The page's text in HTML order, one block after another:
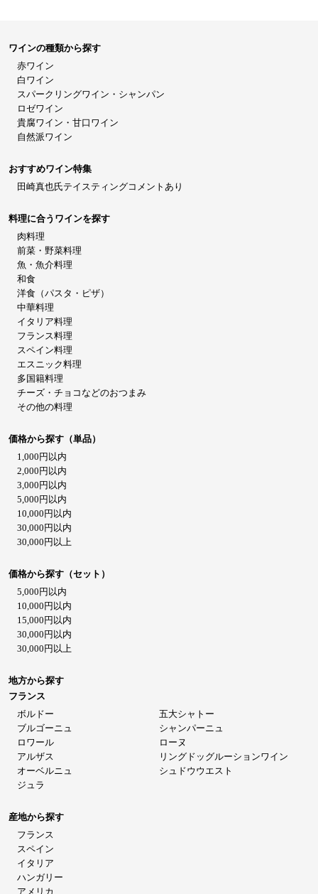
ワインの種類から探す
赤ワイン
白ワイン
スパークリングワイン・シャンパン
ロゼワイン
貴腐ワイン・甘口ワイン
自然派ワイン
おすすめワイン特集
田崎真也氏テイスティングコメントあり
料理に合うワインを探す
肉料理
前菜・野菜料理
魚・魚介料理
和食
洋食（パスタ・ピザ）
中華料理
イタリア料理
フランス料理
スペイン料理
エスニック料理
多国籍料理
チーズ・チョコなどのおつまみ
その他の料理
価格から探す（単品）
1,000円以内
2,000円以内
3,000円以内
5,000円以内
10,000円以内
30,000円以内
30,000円以上
価格から探す（セット）
5,000円以内
10,000円以内
15,000円以内
30,000円以内
30,000円以上
地方から探す
フランス
ボルドー
五大シャトー
ブルゴーニュ
シャンパーニュ
ロワール
ローヌ
アルザス
リングドッグルーションワイン
オーベルニュ
シュドウウエスト
ジュラ
産地から探す
フランス
スペイン
イタリア
ハンガリー
アメリカ